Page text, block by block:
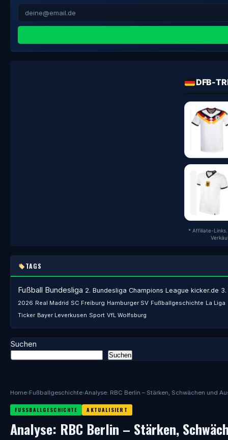
Home›Fußballgeschichte›Analyse: RBC Berlin – Stärken, Schwächen und
FUSSBALLGESCHICHTE AKTUALISIERT
Analyse: RBC Berlin – Stärken,
DFB-
* Affiliate-
TAGS
Fußball Bundesliga 2. Bundesliga Champions League kicker.de 3.
2026 Real Madrid SC Freiburg Hamburger SV Fußballgeschichte La Liga
Ticker Bayer Leverkusen Sport VfL Wolfsburg
Suchen
Suchen